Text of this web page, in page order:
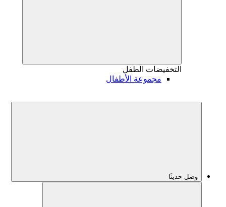
التخفيضات الطفل
مجموعة الأطفال
وصل حديثًا